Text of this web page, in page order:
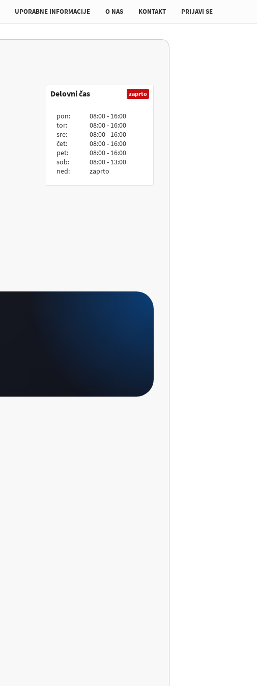
UPORABNE INFORMACIJE O NAS KONTAKT PRIJAVI SE
Delovni čas zaprto
pon:
tor:
sre:
čet:
pet:
sob:
ned:
08:00 - 16:00
08:00 - 16:00
08:00 - 16:00
08:00 - 16:00
08:00 - 16:00
08:00 - 13:00
zaprto